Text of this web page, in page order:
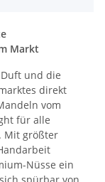
Markt
und die
direkt
vom
für alle
Mit größter
Nüsse ein